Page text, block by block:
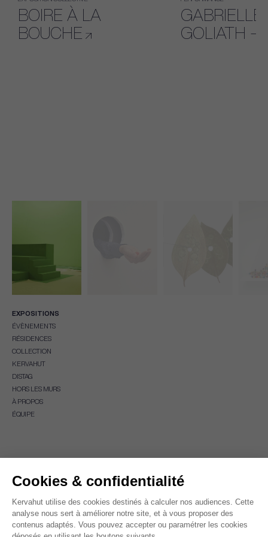
BOIRE À LA
BOUCHE
GABRIELLE
GOLIATH –
EXPOSITIONS
ÉVÈNEMENTS
RÉSIDENCES
COLLECTION
KERVAHUT
DISTAG
HORS LES MURS
À PROPOS
ÉQUIPE